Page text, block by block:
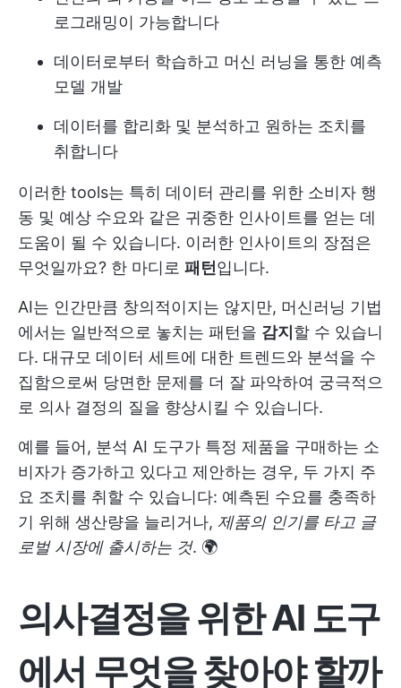
로그래밍이 가능합니다
데이터로부터 학습하고 머신 러닝을 통한 예측
모델 개발
데이터를 합리화 및 분석하고 원하는 조치를
취합니다
이러한 tools는 특히 데이터 관리를 위한 소비자 행
동 및 예상 수요와 같은 귀중한 인사이트를 얻는 데
도움이 될 수 있습니다. 이러한 인사이트의 장점은
무엇일까요? 한 마디로 패턴 입니다.
AI는 인간만큼 창의적이지는 않지만, 머신러닝 기법
에서는 일반적으로 놓치는 패턴을 감지 할 수 있습니
다. 대규모 데이터 세트에 대한 트렌드와 분석을 수
집함으로써 당면한 문제를 더 잘 파악하여 궁극적으
로 의사 결정의 질을 향상시킬 수 있습니다.
예를 들어, 분석 AI 도구가 특정 제품을 구매하는 소
비자가 증가하고 있다고 제안하는 경우, 두 가지 주
요 조치를 취할 수 있습니다: 예측된 수요를 충족하
기 위해 생산량을 늘리거나, 제품의 인기를 타고 글
로벌 시장에 출시하는 것. 🌍
의사결정을 위한 AI 도구
에서 무엇을 찾아야 할까